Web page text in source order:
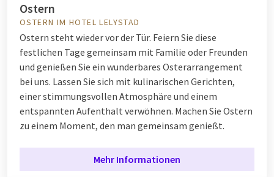
Ostern
OSTERN IM HOTEL LELYSTAD
Ostern steht wieder vor der Tür. Feiern Sie diese
festlichen Tage gemeinsam mit Familie oder Freunden
und genießen Sie ein wunderbares Osterarrangement
bei uns. Lassen Sie sich mit kulinarischen Gerichten,
einer stimmungsvollen Atmosphäre und einem
entspannten Aufenthalt verwöhnen. Machen Sie Ostern
zu einem Moment, den man gemeinsam genießt.
Mehr Informationen